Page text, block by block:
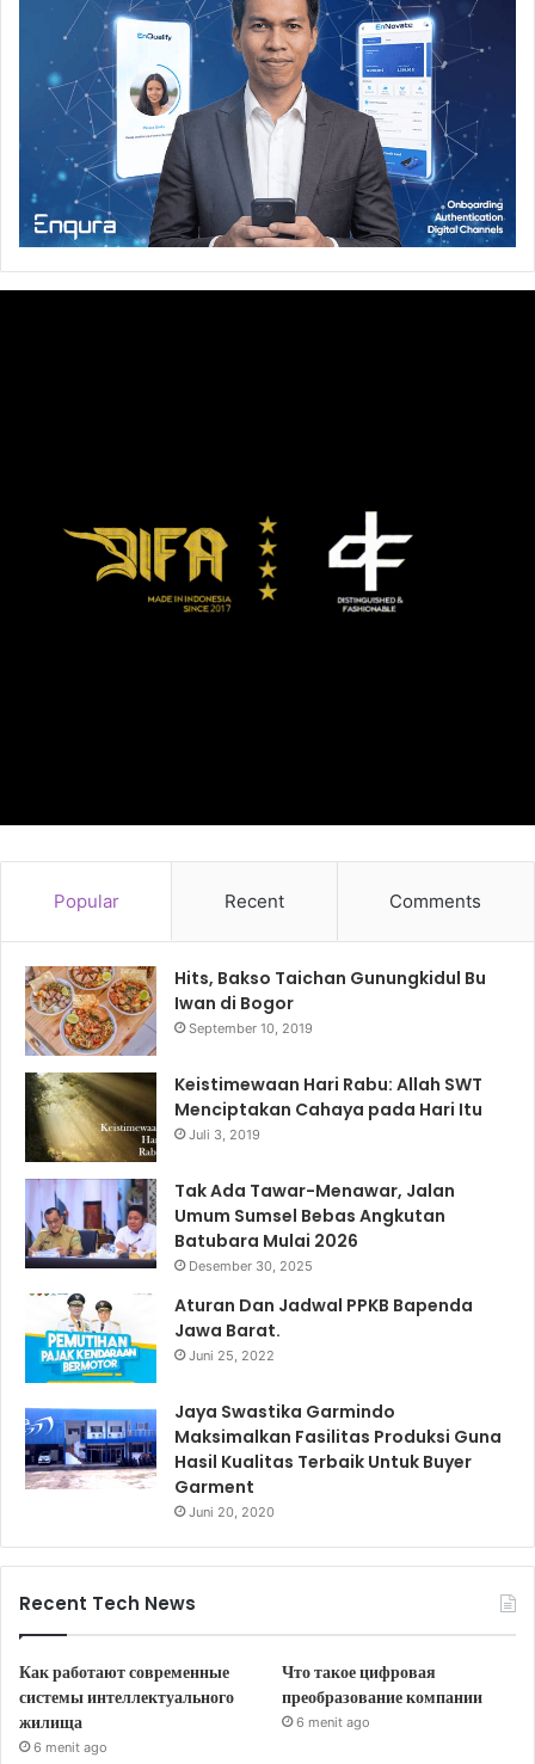
Popular Recent Comments
Hits, Bakso Taichan Gunungkidul Bu
Iwan di Bogor
September 10, 2019
Keistimewaan Hari Rabu: Allah SWT
Menciptakan Cahaya pada Hari Itu
Juli 3, 2019
Tak Ada Tawar-Menawar, Jalan
Umum Sumsel Bebas Angkutan
Batubara Mulai 2026
Desember 30, 2025
Aturan Dan Jadwal PPKB Bapenda
Jawa Barat.
Juni 25, 2022
Jaya Swastika Garmindo
Maksimalkan Fasilitas Produksi Guna
Hasil Kualitas Terbaik Untuk Buyer
Garment
Juni 20, 2020
Recent Tech News
Как работают современные
системы интеллектуального
жилища
6 menit ago
Что такое цифровая
преобразование компании
6 menit ago